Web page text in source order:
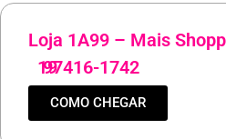
Loja 1A99 – Mais
19
97416-1742
COMO CHEGAR